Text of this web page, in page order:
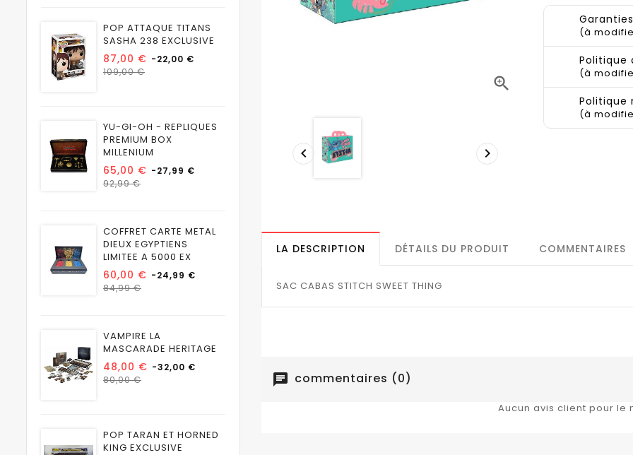
POP ATTAQUE TITANS
SASHA 238 EXCLUSIVE
87,00 € Prix
-22,00 €
109,00 €Prix
YU-GI-OH - REPLIQUES
PREMIUM BOX
MILLENIUM
65,00 € Prix
-27,99 €
92,99 €Prix
COFFRET CARTE METAL
DIEUX EGYPTIENS
LIMITEE A 5000 EX
60,00 € Prix
-24,99 €
84,99 €Prix
VAMPIRE LA
MASCARADE HERITAGE
48,00 € Prix
-32,00 €
80,00 €Prix
POP TARAN ET HORNED
KING EXCLUSIVE

 
(à
Politique
(à
Politique
(à
LA DESCRIPTION DÉTAILS DU PRODUIT COMMENTAIRES
SAC CABAS STITCH SWEET THING
chat commentaires (0)
Aucun avis client pour le